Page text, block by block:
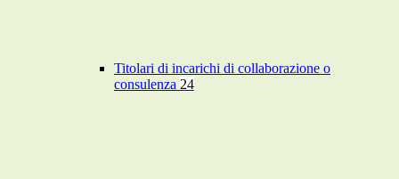
Titolari di incarichi di collaborazione o
consulenza 24